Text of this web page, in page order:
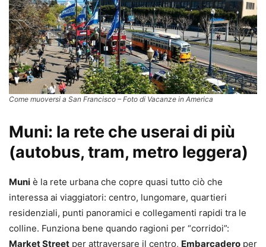
Come muoversi a San Francisco – Foto di Vacanze in America
Muni: la rete che userai di più
(autobus, tram, metro leggera)
Muni è la rete urbana che copre quasi tutto ciò che
interessa ai viaggiatori: centro, lungomare, quartieri
residenziali, punti panoramici e collegamenti rapidi tra le
colline. Funziona bene quando ragioni per “corridoi”:
Market Street per attraversare il centro, Embarcadero per